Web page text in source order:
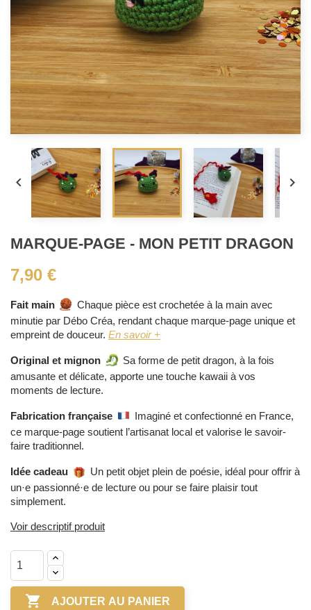
 
MARQUE-PAGE - MON PETIT DRAGON
7,90 €
Fait main
Chaque pièce est crochetée à la main avec
minutie par Débo Créa, rendant chaque marque-page unique et
empreint de douceur. En savoir +
Original et mignon
Sa forme de petit dragon, à la fois
amusante et délicate, apporte une touche kawaii à vos
moments de lecture.
Fabrication française
Imaginé et confectionné en France,
ce marque-page soutient l’artisanat local et valorise le savoir-
faire traditionnel.
Idée cadeau
Un petit objet plein de poésie, idéal pour offrir à
un·e passionné·e de lecture ou pour se faire plaisir tout
simplement.
Voir descriptif produit
 AJOUTER AU PANIER